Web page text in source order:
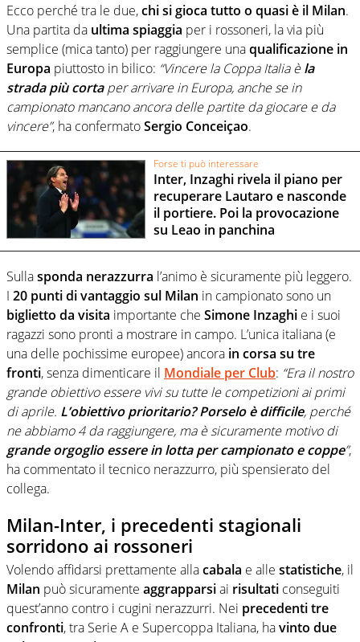
Ecco perché tra le due,chi si gioca tutto o quasi è il Milan.
Una partita da ultima spiaggia per i rossoneri, la via più
semplice (mica tanto) per raggiungere unaqualificazione in
Europa piuttosto in bilico: “Vincere la Coppa Italia èla
strada più cortaper arrivare in Europa, anche se in
campionato mancano ancora delle partite da giocare e da
vincere”, ha confermatoSergio Conceiçao.
Forse ti può interessare
Inter, Inzaghi rivela il piano per
recuperare Lautaro e nasconde
il portiere. Poi la provocazione
su Leao in panchina
Sullasponda nerazzurra l’animo è sicuramente più leggero.
I 20 punti di vantaggio sul Milan in campionato sono un
biglietto da visita importante che Simone Inzaghi e i suoi
ragazzi sono pronti a mostrare in campo. L’unica italiana (e
una delle pochissime europee) ancora in corsa su tre
fronti, senza dimenticare il Mondiale per Club: “Era il nostro
grande obiettivo essere vivi su tutte le competizioni ai primi
di aprile. L’obiettivo prioritario? Porselo è difficile, perché
ne abbiamo 4 da raggiungere, ma è sicuramente motivo di
grande orgoglio essere in lotta per campionato e coppe”,
ha commentato il tecnico nerazzurro, più spensierato del
collega.
Milan-Inter, i precedenti stagionali
sorridono ai rossoneri
Volendo affidarsi prettamente allacabala e alle statistiche, il
Milan può sicuramente aggrapparsiai risultati conseguiti
quest’anno contro i cugini nerazzurri. Nei precedenti tre
confronti, tra Serie A e Supercoppa Italiana, havinto due